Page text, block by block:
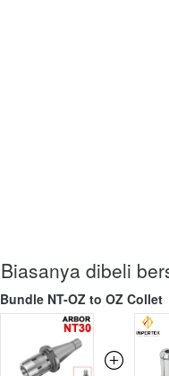
Biasanya dibeli
Bundle NT-OZ to OZ Collet